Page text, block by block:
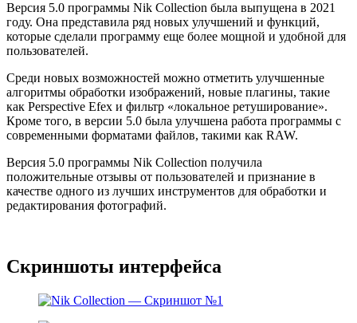
Версия 5.0 программы Nik Collection была выпущена в 2021
году. Она представила ряд новых улучшений и функций,
которые сделали программу еще более мощной и удобной для
пользователей.
Среди новых возможностей можно отметить улучшенные
алгоритмы обработки изображений, новые плагины, такие
как Perspective Efex и фильтр «локальное ретуширование».
Кроме того, в версии 5.0 была улучшена работа программы с
современными форматами файлов, такими как RAW.
Версия 5.0 программы Nik Collection получила
положительные отзывы от пользователей и признание в
качестве одного из лучших инструментов для обработки и
редактирования фотографий.
Скриншоты интерфейса